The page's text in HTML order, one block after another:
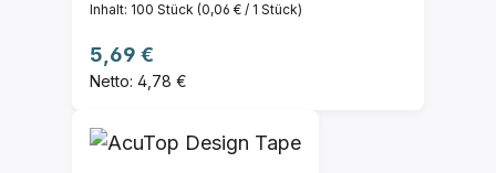
Inhalt: 100 Stück (0,06 € / 1 Stück)
Regulärer Preis:
5,69 €
Netto: 4,78 €